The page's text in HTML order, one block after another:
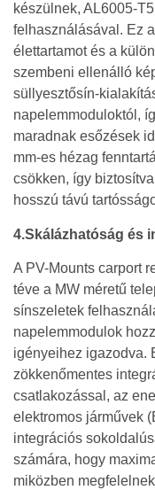
készülnek, AL6005-
felhasználásával. Ez
élettartamot és a
szembeni ellenálló
süllyesztősín-
napelemmoduloktól,
maradnak esőzések
mm-es hézag
csökken, így
hosszú távú
4.Skálázhatóság és
A PV-Mounts carport
téve a MW méretű
sínszeletek
napelemmodulok
igényeihez igazodva.
zökkenőmentes
csatlakozással, az
elektromos járművek
integrációs
számára, hogy
miközben